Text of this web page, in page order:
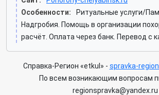
Особенности:
Ритуальные услуги/
Надгробия. Помощь в организации
расчёт. Оплата через банк. Перевод с
Справка-Регион «etkul» - spravka-
По всем возникающим вопросам
regionspravka@yandex.ru